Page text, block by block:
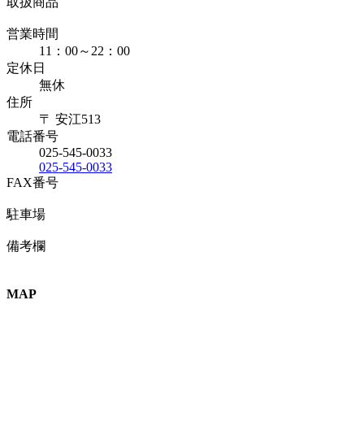
営業時間
11：00～22：00
定休日
無休
住所
〒 安江513
電話番号
025-545-0033
025-545-0033
FAX番号
駐車場
備考欄
MAP